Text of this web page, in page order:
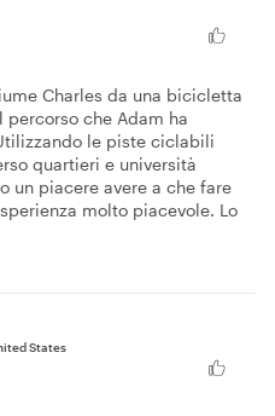
Charles da una bicicletta
percorso che Adam ha
le piste ciclabili
quartieri e università
un piacere avere a che fare
molto piacevole. Lo
States